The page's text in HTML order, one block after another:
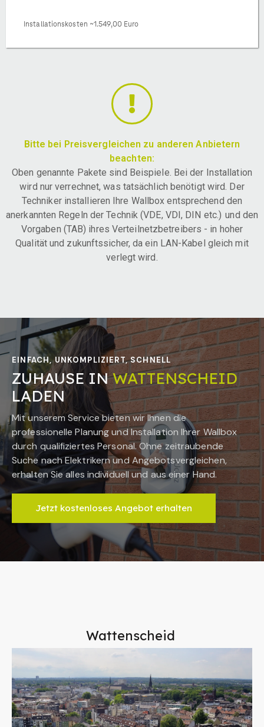
Installationskosten ~1.549,00 Euro
Bitte bei Preisvergleichen zu anderen Anbietern
beachten:
Oben genannte Pakete sind Beispiele. Bei der Installation
wird nur verrechnet, was tatsächlich benötigt wird. Der
Techniker installieren Ihre Wallbox entsprechend den
anerkannten Regeln der Technik (VDE, VDI, DIN etc.) und den
Vorgaben (TAB) ihres Verteilnetzbetreibers - in hoher
Qualität und zukunftssicher, da ein LAN-Kabel gleich mit
verlegt wird.
EINFACH, UNKOMPLIZIERT, SCHNELL
ZUHAUSE INWATTENSCHEID
LADEN
Mit unserem Service bieten wir Ihnen die
professionelle Planung und Installation Ihrer Wallbox
durch qualifiziertes Personal. Ohne zeitraubende
Suche nach Elektrikern und Angebotsvergleichen,
erhalten Sie alles individuell und aus einer Hand.
Jetzt kostenloses Angebot erhalten
Wattenscheid